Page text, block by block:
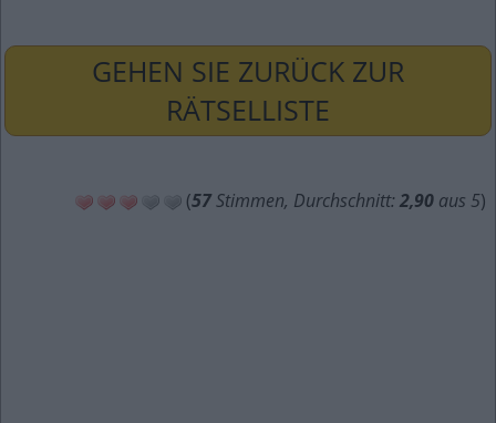
GEHEN SIE ZURÜCK ZUR
RÄTSELLISTE
(57Stimmen, Durchschnitt: 2,90 aus 5)